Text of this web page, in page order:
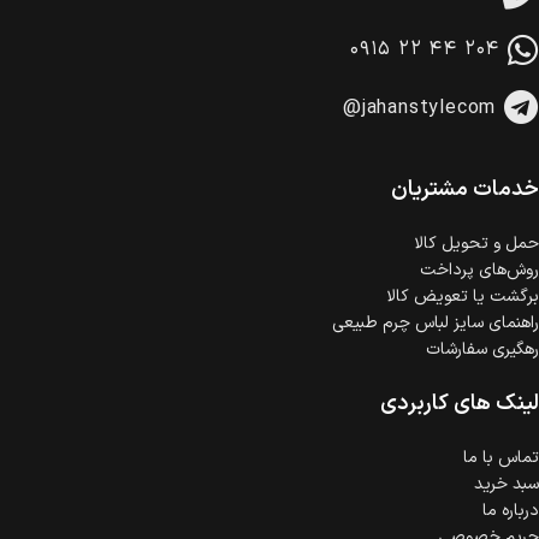
در هنگام خرید محصول، امکان انتخاب پرداخت در محل
وجود دارد.
خرید اقساطی با شرایط آسان و بدون ضامن امکان‌پذیر
است.
گارانتی معتبر برای تمامی محصولات ارائه می‌شود.
۰۹۱۵ ۲۲ ۴۴ ۲۰۴
@jahanstylecom
خدمات مشتریان
حمل‌ و تحویل کالا
روش‌های پرداخت
برگشت یا تعویض کالا
راهنمای سایز لباس چرم طبیعی
رهگیری سفارشات
لینک های کاربردی
تماس با ما
سبد خرید
درباره ما